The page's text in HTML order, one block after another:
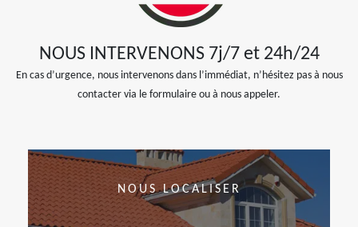
NOUS INTERVENONS 7j/7 et 24h/24
En cas d’urgence, nous intervenons dans l’immédiat, n’hésitez pas à nous
contacter via le formulaire ou à nous appeler.
NOUS LOCALISER